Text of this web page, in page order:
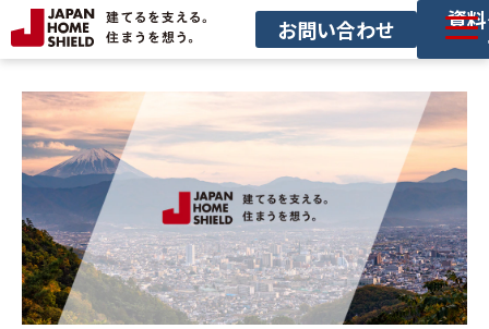
お問い合わせ 資
お役立ち情報
サービス利用の流れ